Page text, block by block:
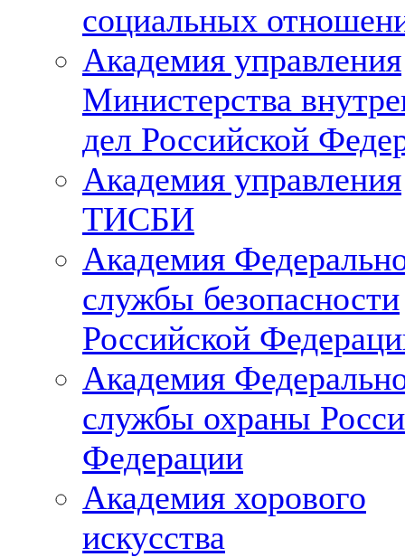
социальных
Академия управления
Министерства
дел Российской
Академия управления
ТИСБИ
Академия
службы безопасности
Российской
Академия
службы охраны
Федерации
Академия хорового
искусства